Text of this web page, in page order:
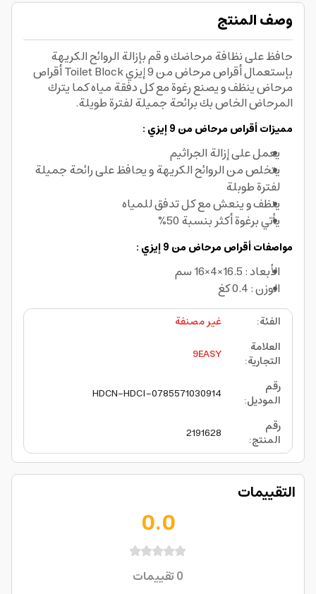
وصف المنتج
حافظ على نظافة مرحاضك و قم بإزالة الروائح الكريهة
بإستعمال أقراص مرحاض من 9 إيزي Toilet Block أقراص
مرحاض ينظف و يصنع رغوة مع كل دفقة مياه كما يترك
المرحاض الخاص بك برائحة جميلة لفترة طويلة.
مميزات أقراص مرحاض من 9 إيزي :
يعمل على إزالة الجراثيم
يتخلص من الروائح الكريهة و يحافظ علىرائحة جميلة
لفترة طوبلة
ينظف و ينعش مع كل تدفق للمياه
يأتي برغوة أكثر بنسبة 50%
مواصفات أقراص مرحاض من 9 إيزي :
الأبعاد : 16.5×4×16 سم
الوزن : 0.4 كغ
الفئة:
غير مصنفة
العلامة
التجارية:
9EASY
رقم
الموديل:
HDCN-HDCI-0785571030914
رقم
المنتج:
2191628
التقييمات
0.0
0تقييمات